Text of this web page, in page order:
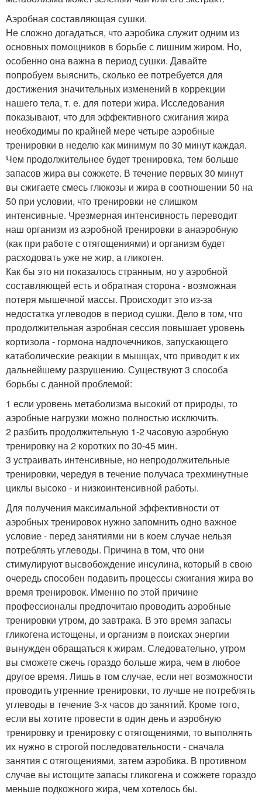
Аэробная составляющая сушки.
Не сложно догадаться, что аэробика служит одним из
основных помощников в борьбе с лишним жиром. Но,
особенно она важна в период сушки. Давайте
попробуем выяснить, сколько ее потребуется для
достижения значительных изменений в коррекции
нашего тела, т. е. для потери жира. Исследования
показывают, что для эффективного сжигания жира
необходимы по крайней мере четыре аэробные
тренировки в неделю как минимум по 30 минут каждая.
Чем продолжительнее будет тренировка, тем больше
запасов жира вы сожжете. В течение первых 30 минут
вы сжигаете смесь глюкозы и жира в соотношении 50 на
50 при условии, что тренировки не слишком
интенсивные. Чрезмерная интенсивность переводит
наш организм из аэробной тренировки в анаэробную
(как при работе с отягощениями) и организм будет
расходовать уже не жир, а гликоген.
Как бы это ни показалось странным, но у аэробной
составляющей есть и обратная сторона - возможная
потеря мышечной массы. Происходит это из-за
недостатка углеводов в период сушки. Дело в том, что
продолжительная аэробная сессия повышает уровень
кортизола - гормона надпочечников, запускающего
катаболические реакции в мышцах, что приводит к их
дальнейшему разрушению. Существуют 3 способа
борьбы с данной проблемой:
1 если уровень метаболизма высокий от природы, то
аэробные нагрузки можно полностью исключить.
2 разбить продолжительную 1-2 часовую аэробную
тренировку на 2 коротких по 30-45 мин.
3 устраивать интенсивные, но непродолжительные
тренировки, чередуя в течение получаса трехминутные
циклы высоко - и низкоинтенсивной работы.
Для получения максимальной эффективности от
аэробных тренировок нужно запомнить одно важное
условие - перед занятиями ни в коем случае нельзя
потреблять углеводы. Причина в том, что они
стимулируют высвобождение инсулина, который в свою
очередь способен подавить процессы сжигания жира во
время тренировок. Именно по этой причине
профессионалы предпочитаю проводить аэробные
тренировки утром, до завтрака. В это время запасы
гликогена истощены, и организм в поисках энергии
вынужден обращаться к жирам. Следовательно, утром
вы сможете сжечь гораздо больше жира, чем в любое
другое время. Лишь в том случае, если нет возможности
проводить утренние тренировки, то лучше не потреблять
углеводы в течение 3-х часов до занятий. Кроме того,
если вы хотите провести в один день и аэробную
тренировку и тренировку с отягощениями, то выполнять
их нужно в строгой последовательности - сначала
занятия с отягощениями, затем аэробика. В противном
случае вы истощите запасы гликогена и сожжете гораздо
меньше подкожного жира, чем хотелось бы.